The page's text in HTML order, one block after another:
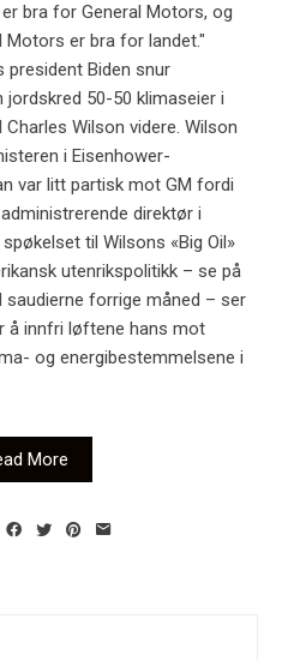
bra for General Motors, og
er bra for landet."
president Biden snur
50-50 klimaseier i
Wilson videre. Wilson
i Eisenhower-
var litt partisk mot GM fordi
direktør i
til Wilsons «Big Oil»
utenrikspolitikk – se på
saudierne forrige måned – ser
innfri løftene hans mot
og energibestemmelsene i
More